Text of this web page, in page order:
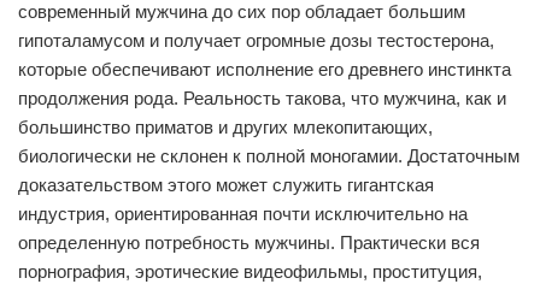
современный мужчина до сих пор обладает большим
гипоталамусом и получает огромные дозы тестостерона,
которые обеспечивают исполнение его древнего инстинкта
продолжения рода. Реальность такова, что мужчина, как и
большинство приматов и других млекопитающих,
биологически не склонен к полной моногамии. Достаточным
доказательством этого может служить гигантская
индустрия, ориентированная почти исключительно на
определенную потребность мужчины. Практически вся
порнография, эротические видеофильмы, проституция,